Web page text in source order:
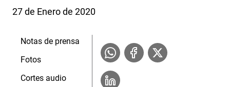
27 de Enero de 2020
Notas de prensa
Fotos
Cortes audio